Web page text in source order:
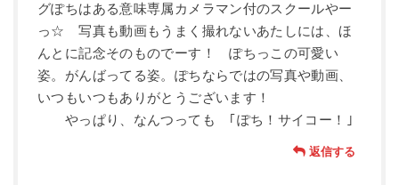
グぽちはある意味専属カメラマン付のスクールやー
っ☆ 写真も動画もうまく撮れないあたしには、ほ
んとに記念そのものでーす！ ぽちっこの可愛い
姿。がんばってる姿。ぽちならではの写真や動画、
いつもいつもありがとうございます！
やっぱり、なんつっても ｢ぽち！サイコー！｣
返信する